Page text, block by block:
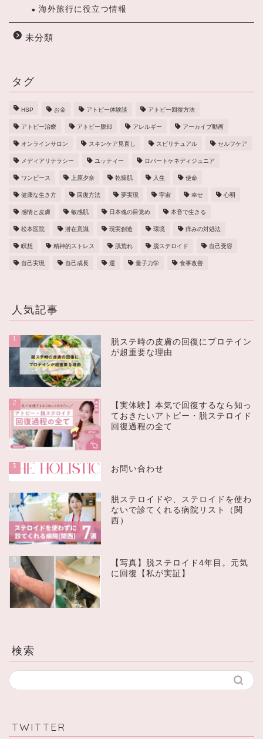
海外旅行に役立つ情報
未分類
タグ
HSP お金 アトピー体験談 アトピー回復方法
アトピー治療 アトピー脱却 アレルギー アーカイブ動画
オンラインサロン スキンケア見直し スピリチュアル セルフケア
メディアリテラシー ユッティー ロバートケネディジュニア
ワンピース 上原夕奈 乾燥肌 人生 使命
健康な生き方 回復方法 夢実現 宇宙 幸せ 心明
感情と皮膚 敏感肌 日本魂の目覚め 本音で生きる
松本医院 潜在意識 現実創造 環境 痒みの対処法
瞑想 精神的ストレス 肌荒れ 脱ステロイド 自己受容
自己実現 自己成長 運 量子力学 食事改善
人気記事
1
脱ステ時の皮膚の回復にプロテイン
が超重要な理由
2
【実体験】本気で回復するなら知っ
ておきたいアトピー・脱ステロイド
回復過程の全て
3 お問い合わせ
4
脱ステロイドや、ステロイドを使わ
ないで診てくれる病院リスト（関
西）
5
【写真】脱ステロイド4年目。元気
に回復【私が実証】
検索
TWITTER